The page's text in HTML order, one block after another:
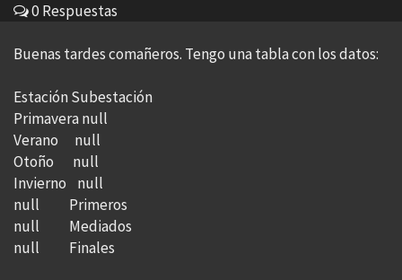
0 Respuestas
Buenas tardes comañeros. Tengo una tabla con los datos:
Estación Subestación
Primavera null
Verano null
Otoño null
Invierno null
null Primeros
null Mediados
null Finales